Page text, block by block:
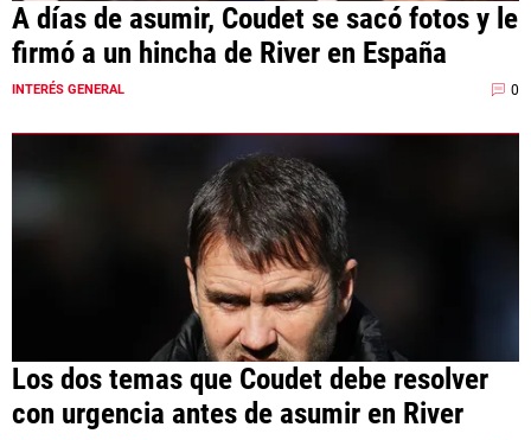
A días de asumir, Coudet se sacó fotos y le
firmó a un hincha de River en España
INTERÉS GENERAL 0
Los dos temas que Coudet debe resolver
con urgencia antes de asumir en River